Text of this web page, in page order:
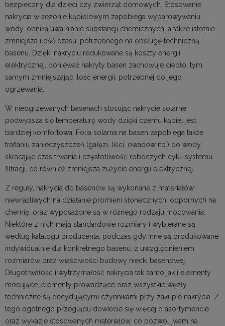
bezpieczny dla dzieci czy zwierząt domowych. Stosowanie
nakrycia w sezonie kąpielowym zapobiega wyparowywaniu
wody, obniża uwalnianie substancji chemicznych, a także istotnie
zmniejsza ilość czasu, potrzebnego na obsługę techniczną
basenu. Dzięki nakryciu redukowane są koszty energii
elektrycznej, ponieważ nakryty basen zachowuje ciepło, tym
samym zmniejszając ilość energii, potrzebnej do jego
ogrzewania.
W nieogrzewanych basenach stosując nakrycie solarne
podwyższa się temperaturę wody dzięki czemu kąpiel jest
bardziej komfortowa. Folia solarna na basen zapobiega także
trafianiu zanieczyszczeń (gałęzi, liści, owadów itp.) do wody,
skracając czas trwania i częstotliwość roboczych cykli systemu
filtracji, co również zmniejsza zużycie energii elektrycznej.
Z reguły, nakrycia do basenów są wykonane z materiałów
niewrażliwych na działanie promieni słonecznych, odpornych na
chemię, oraz wyposażone są w różnego rodzaju mocowania.
Niektóre z nich mają standardowe rozmiary i wybierane są
według katalogu producenta, podczas gdy inne są produkowane
indywidualnie dla konkretnego basenu, z uwzględnieniem
rozmiarów oraz właściwości budowy niecki basenowej.
Długotrwałość i wytrzymałość nakrycia tak samo jak i elementy
mocujące, elementy prowadzące oraz wszystkie węzły
techniczne są decydującymi czynnikami przy zakupie nakrycia. Z
tego ogólnego przeglądu dowiecie się więcej o asortymencie
oraz wykazie stosowanych materiałów, co pozwoli wam na